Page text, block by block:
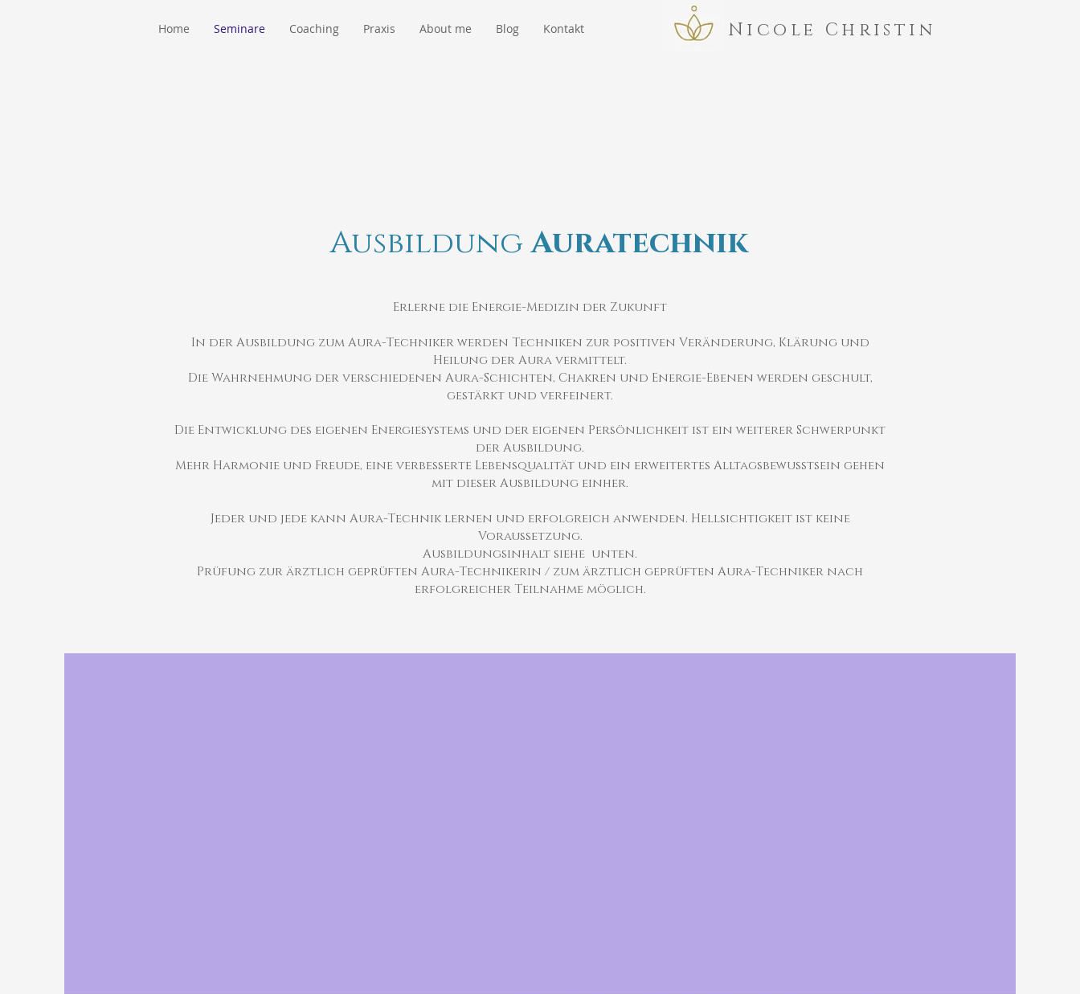
Home Seminare Coaching Praxis About me Blog Kontakt Nicole Christin
AusbildungAuratechnik
Erlerne die Energie-Medizin der Zukunft
In der Ausbildung zum Aura-Techniker werden Techniken zur positiven Veränderung, Klärung und
Heilung der Aura vermittelt.
Die Wahrnehmung der verschiedenen Aura-Schichten, Chakren und Energie-Ebenen werden geschult,
gestärkt und verfeinert.
Die Entwicklung des eigenen Energiesystems und der eigenen Persönlichkeit ist ein weiterer Schwerpunkt
der Ausbildung.
Mehr Harmonie und Freude, eine verbesserte Lebensqualität und ein erweitertes Alltagsbewusstsein gehen
mit dieser Ausbildung einher.
Jeder und jede kann Aura-Technik lernen und erfolgreich anwenden. Hellsichtigkeit ist keine
Voraussetzung.
Ausbildungsinhalt siehe unten.
Prüfung zur ärztlich geprüften Aura-Technikerin / zum ärztlich geprüften Aura-Techniker nach
erfolgreicher Teilnahme möglich.